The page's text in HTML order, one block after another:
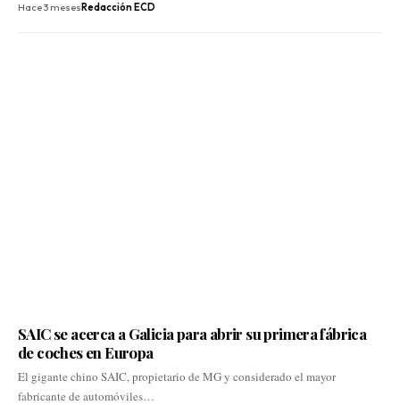
Hace 3 meses Redacción ECD
SAIC se acerca a Galicia para abrir su primera fábrica
de coches en Europa
El gigante chino SAIC, propietario de MG y considerado el mayor
fabricante de automóviles…